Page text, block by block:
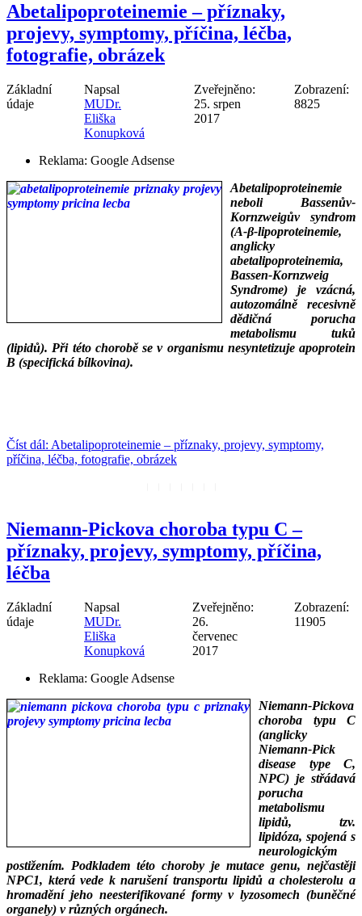
Abetalipoproteinemie – příznaky,
projevy, symptomy, příčina, léčba,
fotografie, obrázek
Základní
údaje
Napsal
MUDr.
Eliška
Konupková
Zveřejněno:
25. srpen
2017
Zobrazení:
8825
Reklama: Google Adsense
Abetalipoproteinemie
neboli Bassenův-
Kornzweigův syndrom
(A-β-lipoproteinemie,
anglicky
abetalipoproteinemia,
Bassen-Kornzweig
Syndrome) je vzácná,
autozomálně recesivně
dědičná porucha
metabolismu tuků
(lipidů). Při této chorobě se v organismu nesyntetizuje apoprotein
B (specifická bílkovina).
Číst dál: Abetalipoproteinemie – příznaky, projevy, symptomy,
příčina, léčba, fotografie, obrázek
Niemann-Pickova choroba typu C –
příznaky, projevy, symptomy, příčina,
léčba
Základní
údaje
Napsal
MUDr.
Eliška
Konupková
Zveřejněno:
26.
červenec
2017
Zobrazení:
11905
Reklama: Google Adsense
Niemann-Pickova
choroba typu C
(anglicky
Niemann-Pick
disease type C,
NPC) je střádavá
porucha
metabolismu
lipidů, tzv.
lipidóza, spojená s
neurologickým
postižením. Podkladem této choroby je mutace genu, nejčastěji
NPC1, která vede k narušení transportu lipidů a cholesterolu a
hromadění jeho neesterifikované formy v lyzosomech (buněčné
organely) v různých orgánech.